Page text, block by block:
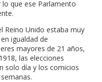
que ese Parlamento
Reino Unido estaba muy
igualdad de
mayores de 21 años,
las elecciones
solo día y los comicios